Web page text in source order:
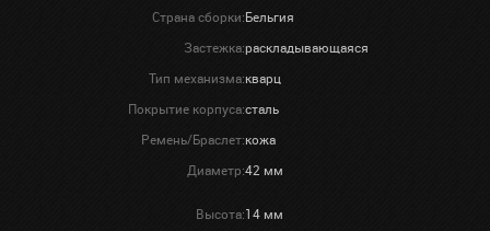
Страна сборки:Бельгия
Застежка:раскладывающаяся
Тип механизма:кварц
Покрытие корпуса:сталь
Ремень/Браслет:кожа
Диаметр:42 мм
Высота:14 мм